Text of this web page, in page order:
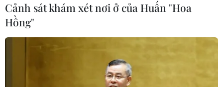
TIN CÙNG CHUYÊN MỤC
Cảnh sát khám xét nơi ở của Huấn "Hoa
Hồng"